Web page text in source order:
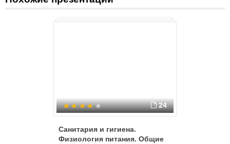
24
Санитария и гигиена.
Физиология питания. Общие